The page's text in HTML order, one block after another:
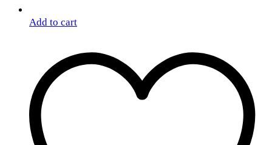
Add to cart